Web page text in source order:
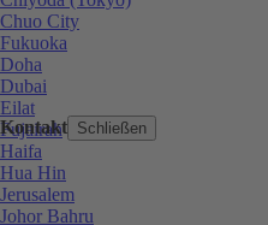
Kontakt Schließen
Chuo City
Fukuoka
Doha
Dubai
Eilat
Fujairah
Haifa
Hua Hin
Jerusalem
Johor Bahru